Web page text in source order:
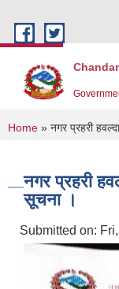
You are
Home » नगर प्रहरी
नगर प्रहरी
सूचना ।
Submitted on: